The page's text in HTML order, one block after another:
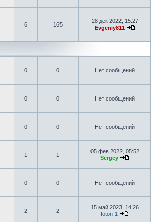
6 165
28 дек 2022, 15:27
Evgeniy811
0 0 Нет сообщений
0 0 Нет сообщений
0 0 Нет сообщений
1 1
05 фев 2022, 05:52
Sergey
0 0 Нет сообщений
2 2
15 май 2023, 14:26
foton-1